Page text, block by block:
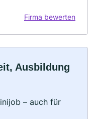
Firma bewerten
Ausbildung
– auch für